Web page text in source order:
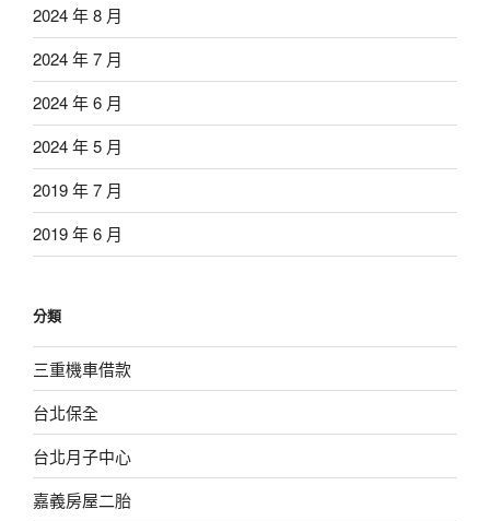
2024 年 8 月
2024 年 7 月
2024 年 6 月
2024 年 5 月
2019 年 7 月
2019 年 6 月
分類
三重機車借款
台北保全
台北月子中心
嘉義房屋二胎